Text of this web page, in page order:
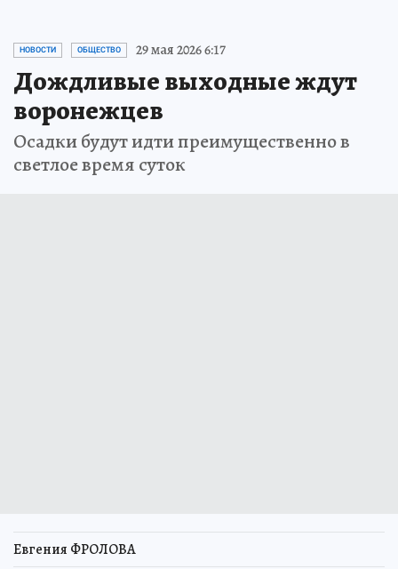
НОВОСТИ ОБЩЕСТВО 29 мая 2026 6:17
Дождливые выходные ждут
воронежцев
Осадки будут идти преимущественно в
светлое время суток
Евгения ФРОЛОВА